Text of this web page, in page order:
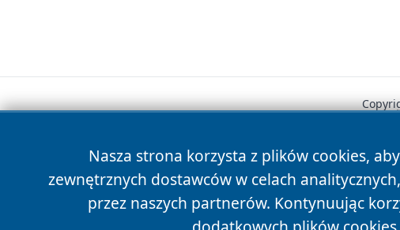
Nasza strona korzysta z plików cookies,
zewnętrznych dostawców w celach
przez naszych partnerów. Kontynuując
News